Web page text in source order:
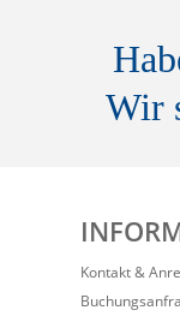
Wir
Kontakt &